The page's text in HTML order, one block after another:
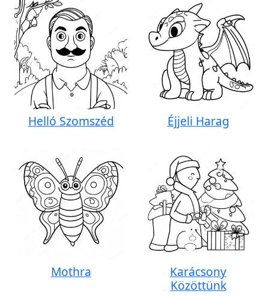
Helló Szomszéd Éjjeli Harag
Mothra
Karácsony
Közöttünk